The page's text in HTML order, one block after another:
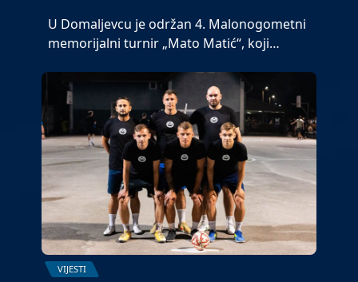
U Domaljevcu je održan 4. Malonogometni
memorijalni turnir „Mato Matić“, koji…
VIJESTI